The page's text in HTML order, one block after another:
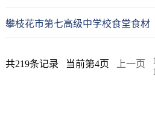
共219条记录 当前第4页 上一页 1